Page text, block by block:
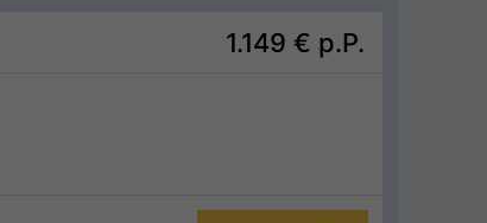
1.149 € p.P.